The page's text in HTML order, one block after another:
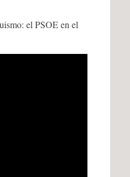
el PSOE en el